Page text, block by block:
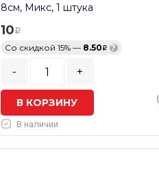
8см, Микс, 1 штука
10
Со скидкой 15% — 8.50 ?
- +
В КОРЗИНУ
В наличии